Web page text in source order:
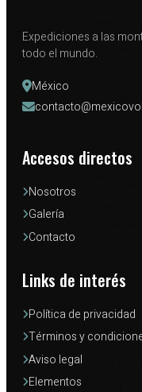
Expediciones a las
todo el mundo.
México
Accesos directos
Nosotros
Galería
Contacto
Links de interés
Política de privacidad
Términos y
Aviso legal
Elementos